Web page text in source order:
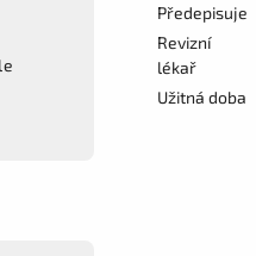
Předepisuje
Revizní
lékař
Užitná doba